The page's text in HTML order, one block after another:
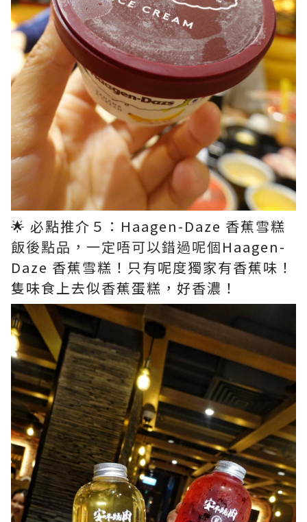
🌟 必點推介５：Haagen-Daze 香蕉雪糕​
飯後點品，一定唔可以錯過呢個Haagen-
Daze 香蕉雪糕！只有呢度獨家有香蕉味！
隻味食上去似香蕉蛋糕，好香濃！